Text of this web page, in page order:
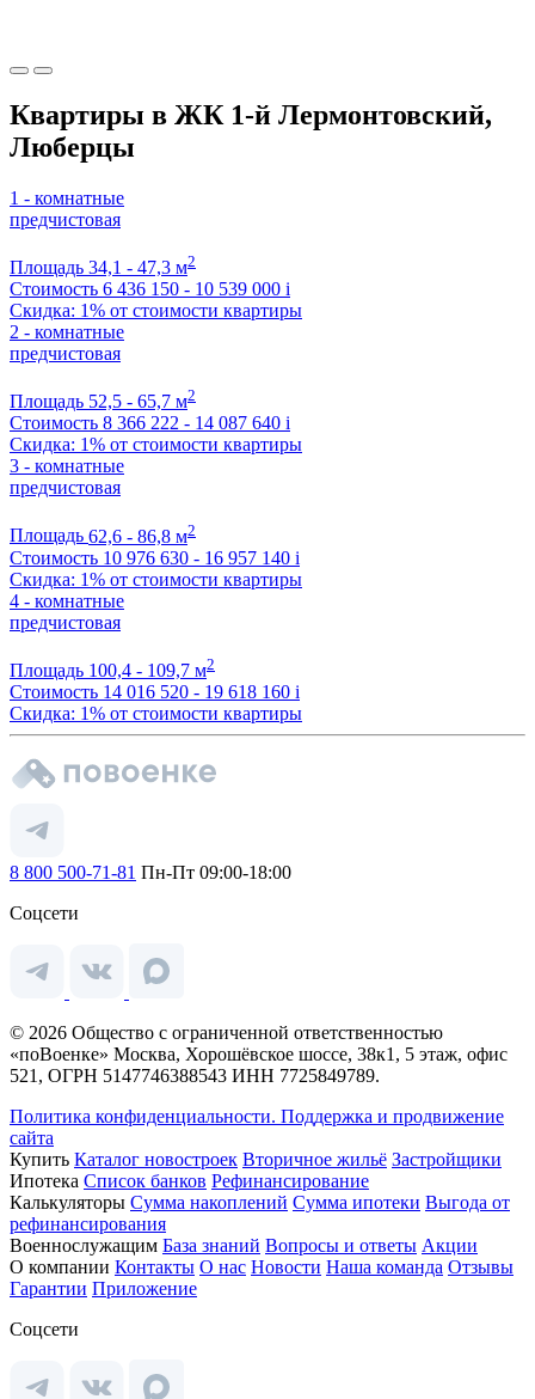
Квартиры в ЖК 1-й Лермонтовский,
Люберцы
1 - комнатные
предчистовая
Площадь 34,1 - 47,3 м2
Стоимость 6 436 150 - 10 539 000 i
Скидка: 1% от стоимости квартиры
2 - комнатные
предчистовая
Площадь 52,5 - 65,7 м2
Стоимость 8 366 222 - 14 087 640 i
Скидка: 1% от стоимости квартиры
3 - комнатные
предчистовая
Площадь 62,6 - 86,8 м2
Стоимость 10 976 630 - 16 957 140 i
Скидка: 1% от стоимости квартиры
4 - комнатные
предчистовая
Площадь 100,4 - 109,7 м2
Стоимость 14 016 520 - 19 618 160 i
Скидка: 1% от стоимости квартиры
8 800 500-71-81 Пн-Пт 09:00-18:00
Соцсети
© 2026 Общество с ограниченной ответственностью
«поВоенке» Москва, Хорошёвское шоссе, 38к1, 5 этаж, офис
521, ОГРН 5147746388543 ИНН 7725849789.
Политика конфиденциальности. Поддержка и продвижение
сайта
Купить Каталог новостроек Вторичное жильё Застройщики
Ипотека Список банков Рефинансирование
Калькуляторы Сумма накоплений Сумма ипотеки Выгода от
рефинансирования
Военнослужащим База знаний Вопросы и ответы Акции
О компании Контакты О нас Новости Наша команда Отзывы
Гарантии Приложение
Соцсети